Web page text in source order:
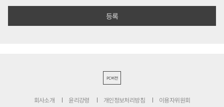
PC버전
회사소개 윤리강령 개인정보처리방침 이용자위원회